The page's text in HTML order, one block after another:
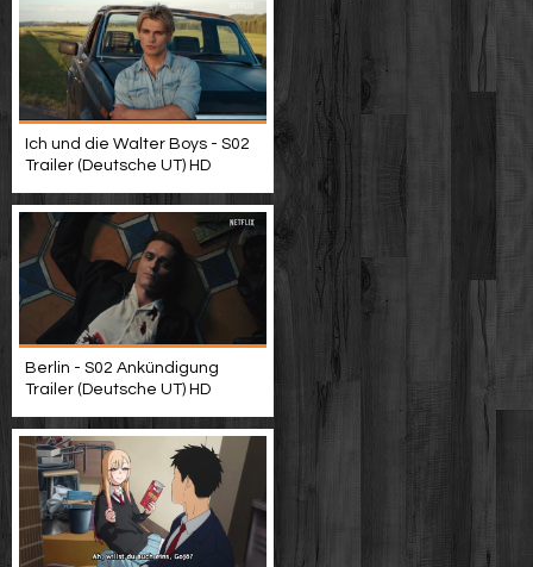
Ich und die Walter Boys - S02
Trailer (Deutsche UT) HD
Berlin - S02 Ankündigung
Trailer (Deutsche UT) HD